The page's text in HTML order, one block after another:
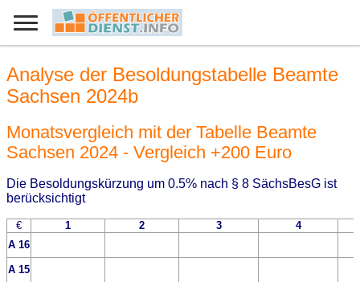
Analyse der Besoldungstabelle Beamte
Sachsen 2024b
Monatsvergleich mit der Tabelle Beamte
Sachsen 2024 - Vergleich +200 Euro
Die Besoldungskürzung um 0.5% nach § 8 SächsBesG ist
berücksichtigt
€ 1 2 3
4
A 16
A 15